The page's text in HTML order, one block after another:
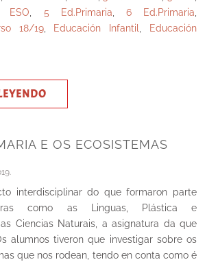
ESO, 5 Ed.Primaria, 6 Ed.Primaria,
18/19, Educación Infantil,
Educación
E OS ECOSISTEMAS
.
interdisciplinar do que formaron parte
como as Linguas, Plástica e
Ciencias Naturais, a asignatura da que
alumnos tiveron que investigar sobre os
que nos rodean, tendo en conta como é